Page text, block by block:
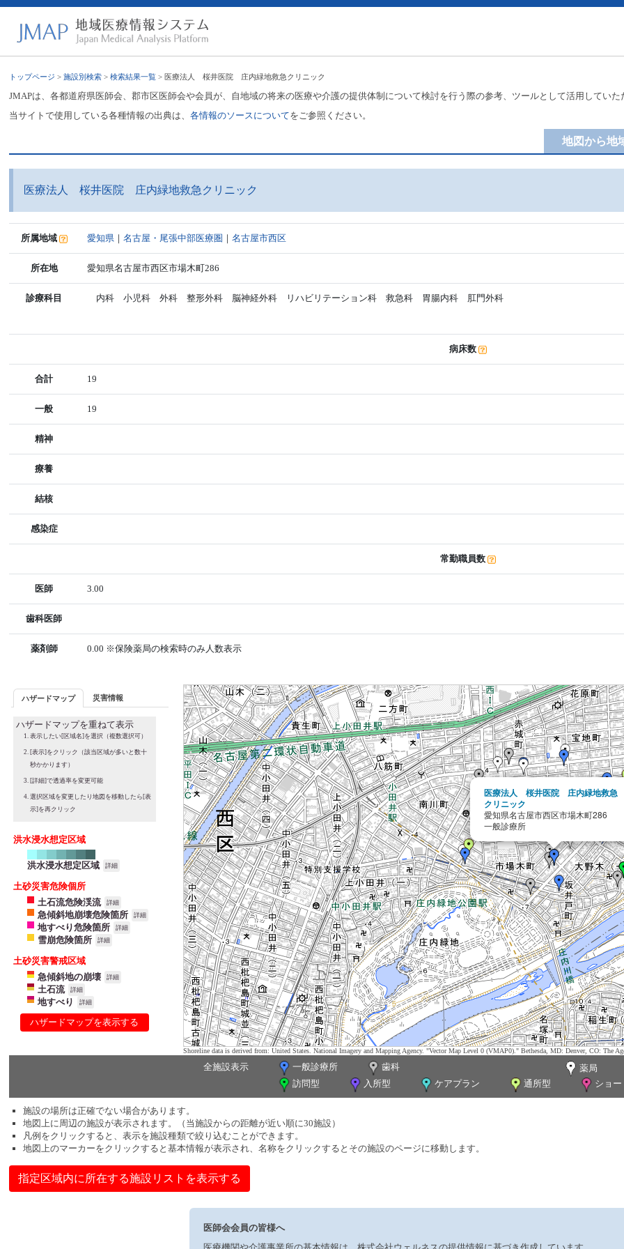
トップページ >施設別検索 >検索結果一覧 > 医療法人 桜井医院 庄内緑地救急クリニック
JMAPは、各都道府県医師会、郡市区医師会や会員が、自地域の将来の医療や介護の提供体制について検討を行う際の参考、ツールとして活用してい
当サイトで使用している各種情報の出典は、各情報のソースについてをご参照ください。
地図から地
医療法人 桜井医院 庄内緑地救急クリニック
所属地域 愛知県 ｜名古屋・尾張中部医療圏 ｜名古屋市西区
所在地 愛知県名古屋市西区市場木町286
診療科目 内科 小児科 外科 整形外科 脳神経外科 リハビリテーション科 救急科 胃腸内科 肛門外科
病床数
合計 19
一般 19
精神
療養
結核
感染症
常勤職員数
医師 3.00
歯科医師
薬剤師 0.00 ※保険薬局の検索時のみ人数表示
ハザードマップ 災害情報
ハザードマップを重ねて表示
表示したい[区域名]を選択（複数選択可）
[表示]をクリック（該当区域が多いと数十
秒かかります）
[詳細]で透過率を変更可能
選択区域を変更したり地図を移動したら[表
示]を再クリック
洪水浸水想定区域
洪水浸水想定区域 詳細
土砂災害危険個所
土石流危険渓流
詳細
急傾斜地崩壊危険箇所 詳細
地すべり危険箇所 詳細
雪崩危険箇所 詳細
土砂災害警戒区域
急傾斜地の崩壊
詳細
土石流 詳細
地すべり 詳細
ハザードマップを表示する
医療法人 桜井医院 庄内緑地救急
クリニック
愛知県名古屋市西区市場木町286
一般診療所
Shoreline data is derived from: United States. National Imagery and Mapping Agency. "Vector Map Level 0 (VMAP0)." Bethesda, MD: Denver, CO: The
全施設表示 一般診療所 歯科
薬局
訪問型
入所型 ケアプラン 通所型 ショ
施設の場所は正確でない場合があります。
地図上に周辺の施設が表示されます。（当施設からの距離が近い順に30施設）
凡例をクリックすると、表示を施設種類で絞り込むことができます。
地図上のマーカーをクリックすると基本情報が表示され、名称をクリックするとその施設のページに移動します。
指定区域内に所在する施設リストを表示する
医師会会員の皆様へ